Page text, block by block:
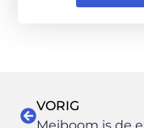
VORIG